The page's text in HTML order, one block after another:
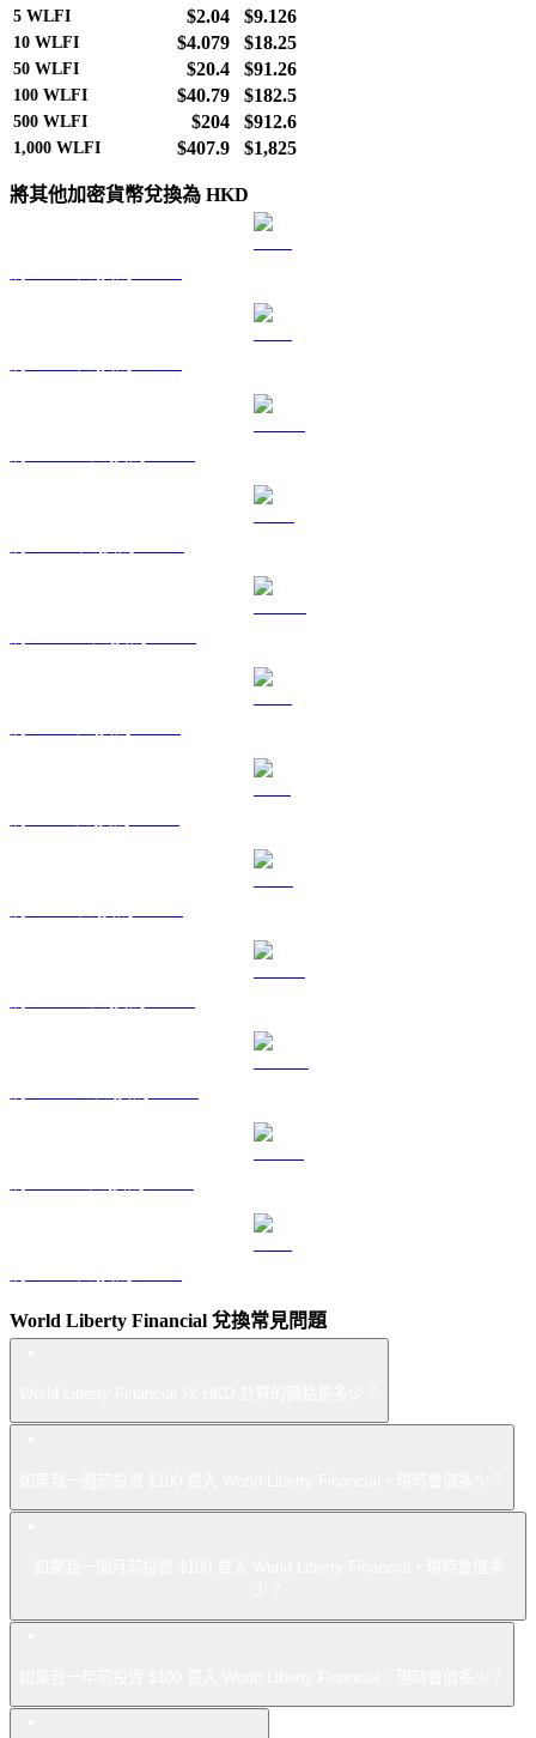
5 WLFI $2.04 $9.126
10 WLFI $4.079 $18.25
50 WLFI $20.4 $91.26
100 WLFI $40.79 $182.5
500 WLFI $204 $912.6
1,000 WLFI $407.9 $1,825
將其他加密貨幣兌換為 HKD
World Liberty Financial 兌換常見問題